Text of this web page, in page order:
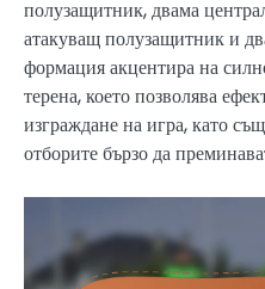
полузащитник, двама
атакуващ полузащитник и
формация акцентира на
терена, което позволява
изграждане на игра, като
отборите бързо да